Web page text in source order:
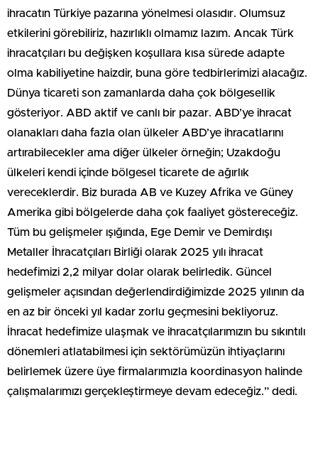
ihracatın Türkiye pazarına yönelmesi olasıdır. Olumsuz
etkilerini görebiliriz, hazırlıklı olmamız lazım. Ancak Türk
ihracatçıları bu değişken koşullara kısa sürede adapte
olma kabiliyetine haizdir, buna göre tedbirlerimizi alacağız.
Dünya ticareti son zamanlarda daha çok bölgesellik
gösteriyor. ABD aktif ve canlı bir pazar. ABD’ye ihracat
olanakları daha fazla olan ülkeler ABD’ye ihracatlarını
artırabilecekler ama diğer ülkeler örneğin; Uzakdoğu
ülkeleri kendi içinde bölgesel ticarete de ağırlık
vereceklerdir. Biz burada AB ve Kuzey Afrika ve Güney
Amerika gibi bölgelerde daha çok faaliyet göstereceğiz.
Tüm bu gelişmeler ışığında, Ege Demir ve Demirdışı
Metaller İhracatçıları Birliği olarak 2025 yılı ihracat
hedefimizi 2,2 milyar dolar olarak belirledik. Güncel
gelişmeler açısından değerlendirdiğimizde 2025 yılının da
en az bir önceki yıl kadar zorlu geçmesini bekliyoruz.
İhracat hedefimize ulaşmak ve ihracatçılarımızın bu sıkıntılı
dönemleri atlatabilmesi için sektörümüzün ihtiyaçlarını
belirlemek üzere üye firmalarımızla koordinasyon halinde
çalışmalarımızı gerçekleştirmeye devam edeceğiz.” dedi.